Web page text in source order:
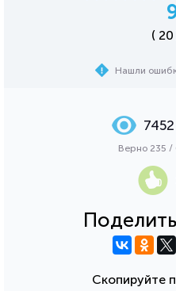
( 20
Нашли
Скопируйте
Верно 235